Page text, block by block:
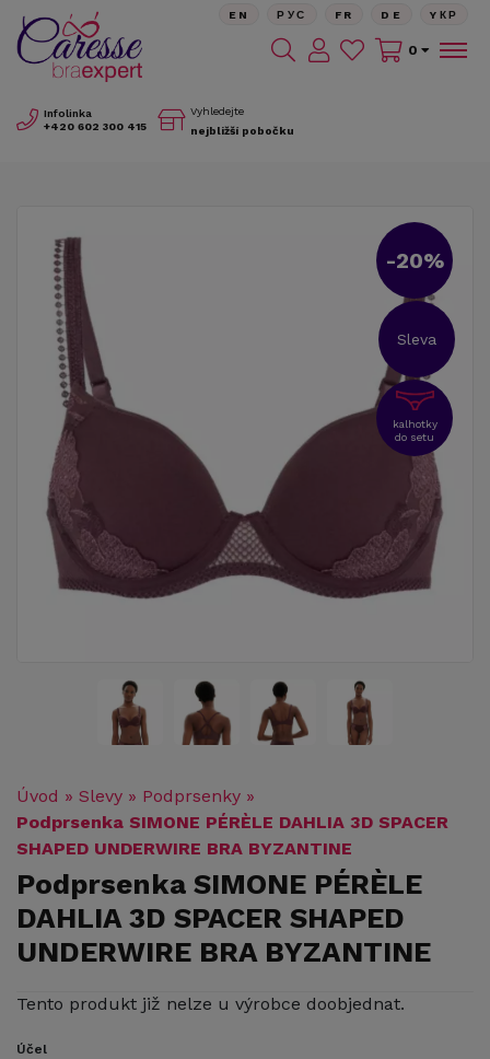
Infolinka
+420 602 300 415
Vyhledejte
nejbližší pobočku
EN РУС FR DE YКР
0
-20%
Sleva
kalhotky
do setu
Úvod » Slevy » Podprsenky »
Podprsenka SIMONE PÉRÈLE DAHLIA 3D SPACER
SHAPED UNDERWIRE BRA BYZANTINE
Podprsenka SIMONE PÉRÈLE
DAHLIA 3D SPACER SHAPED
UNDERWIRE BRA BYZANTINE
Tento produkt již nelze u výrobce doobjednat.
Účel